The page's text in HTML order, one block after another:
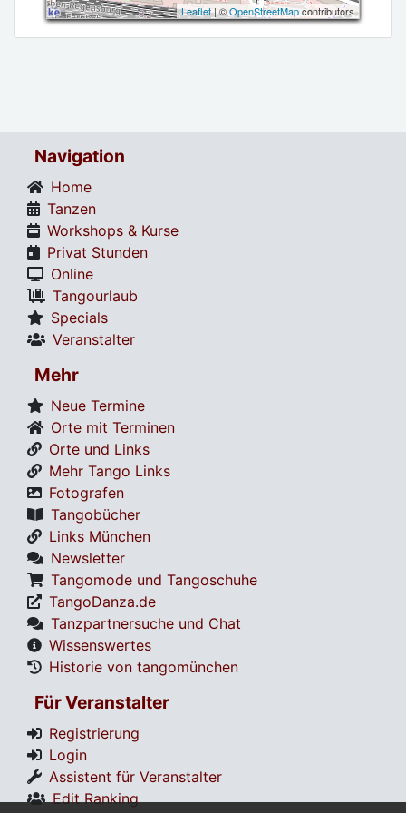
Leaflet| ©OpenStreetMapcontributors
Navigation
Home
Tanzen
Workshops & Kurse
Privat Stunden
Online
Tangourlaub
Specials
Veranstalter
Mehr
Neue Termine
Orte mit Terminen
Orte und Links
Mehr Tango Links
Fotografen
Tangobücher
Links München
Newsletter
Tangomode und Tangoschuhe
TangoDanza.de
Tanzpartnersuche und Chat
Wissenswertes
Historie von tangomünchen
Für Veranstalter
Registrierung
Login
Assistent für Veranstalter
Edit Ranking